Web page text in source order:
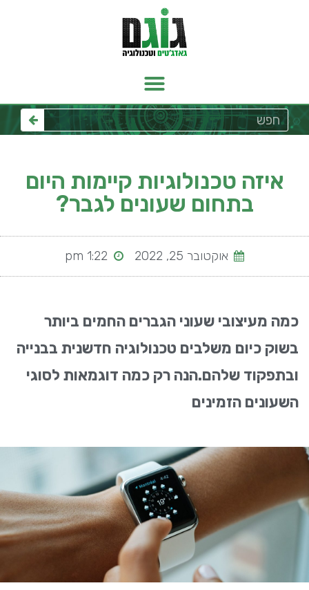
איזה טכנולוגיות קיימות היום
בתחום שעונים לגבר?
אוקטובר 25, 2022 1:22 pm
כמה מעיצובי שעוני הגברים החמים ביותר
בשוק כיום משלבים טכנולוגיה חדשנית בבנייה
ובתפקוד שלהם.הנה רק כמה דוגמאות לסוגי
השעונים הזמינים